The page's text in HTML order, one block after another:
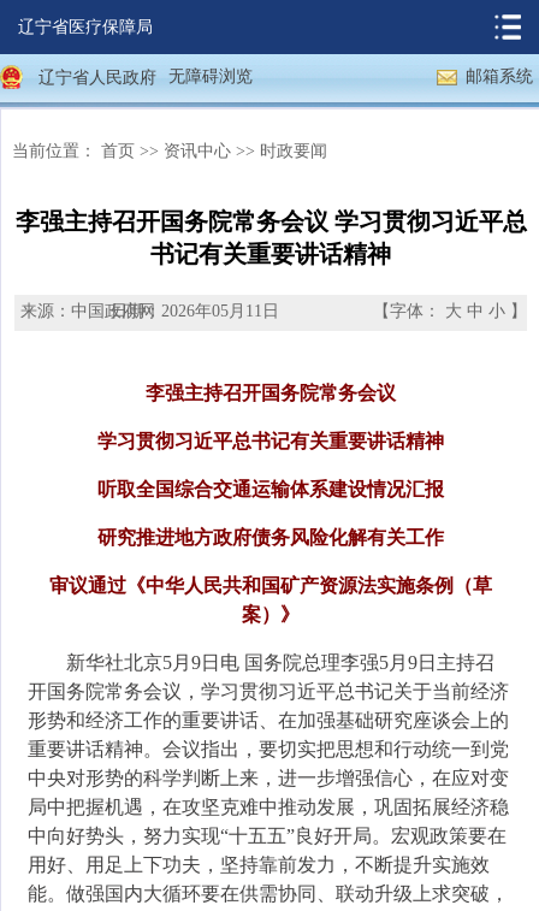
辽宁省人民政府 无障碍浏览 邮箱系统
辽宁省医疗保障局
当前位置： 首页 >> 资讯中心>> 时政要闻
李强主持召开国务院常务会议 学习贯彻习近平总
书记有关重要讲话精神
来源：中国政府网日期：2026年05月11日 【字体： 大 中 小】
李强主持召开国务院常务会议
学习贯彻习近平总书记有关重要讲话精神
听取全国综合交通运输体系建设情况汇报
研究推进地方政府债务风险化解有关工作
审议通过《中华人民共和国矿产资源法实施条例（草
案）》
新华社北京5月9日电 国务院总理李强5月9日主持召
开国务院常务会议，学习贯彻习近平总书记关于当前经济
形势和经济工作的重要讲话、在加强基础研究座谈会上的
重要讲话精神。会议指出，要切实把思想和行动统一到党
中央对形势的科学判断上来，进一步增强信心，在应对变
局中把握机遇，在攻坚克难中推动发展，巩固拓展经济稳
中向好势头，努力实现“十五五”良好开局。宏观政策要在
用好、用足上下功夫，坚持靠前发力，不断提升实施效
能。做强国内大循环要在供需协同、联动升级上求突破，